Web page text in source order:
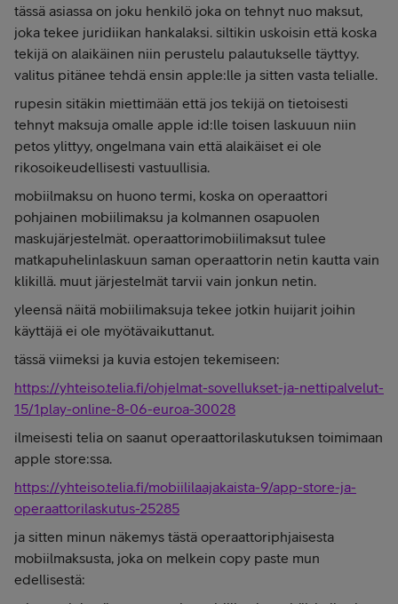
tässä asiassa on joku henkilö joka on tehnyt nuo maksut,
joka tekee juridiikan hankalaksi. siltikin uskoisin että koska
tekijä on alaikäinen niin perustelu palautukselle täyttyy.
valitus pitänee tehdä ensin apple:lle ja sitten vasta telialle.
rupesin sitäkin miettimään että jos tekijä on tietoisesti
tehnyt maksuja omalle apple id:lle toisen laskuuun niin
petos ylittyy, ongelmana vain että alaikäiset ei ole
rikosoikeudellisesti vastuullisia.
mobiilmaksu on huono termi, koska on operaattori
pohjainen mobiilimaksu ja kolmannen osapuolen
maskujärjestelmät. operaattorimobiilimaksut tulee
matkapuhelinlaskuun saman operaattorin netin kautta vain
klikillä. muut järjestelmät tarvii vain jonkun netin.
yleensä näitä mobiilimaksuja tekee jotkin huijarit joihin
käyttäjä ei ole myötävaikuttanut.
tässä viimeksi ja kuvia estojen tekemiseen:
https://yhteiso.telia.fi/ohjelmat-sovellukset-ja-nettipalvelut-
15/1play-online-8-06-euroa-30028
ilmeisesti telia on saanut operaattorilaskutuksen toimimaan
apple store:ssa.
https://yhteiso.telia.fi/mobiililaajakaista-9/app-store-ja-
operaattorilaskutus-25285
ja sitten minun näkemys tästä operaattoriphjaisesta
mobiilmaksusta, joka on melkein copy paste mun
edellisestä: